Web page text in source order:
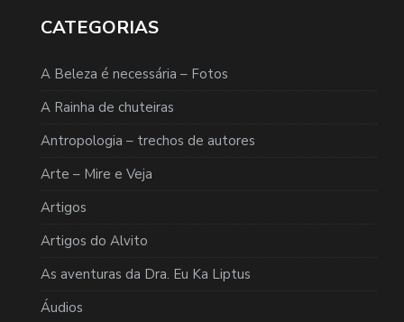
CATEGORIAS
A Beleza é necessária – Fotos
A Rainha de chuteiras
Antropologia – trechos de autores
Arte – Mire e Veja
Artigos
Artigos do Alvito
As aventuras da Dra. Eu Ka Liptus
Áudios